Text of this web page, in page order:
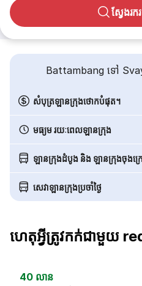
ស្វែងរ
Battambang ទៅ
សំបុត្រឡានក្រុងថោកបំផុត។
មធ្យម រយៈពេលឡានក្រុង
ឡានក្រុងដំបូង និង ឡានក្រុងចុងក្
សេវាឡានក្រុងប្រចាំថ្ងៃ
ហេតុអ្វីត្រូវកក់ជាមួយ
40 លាន